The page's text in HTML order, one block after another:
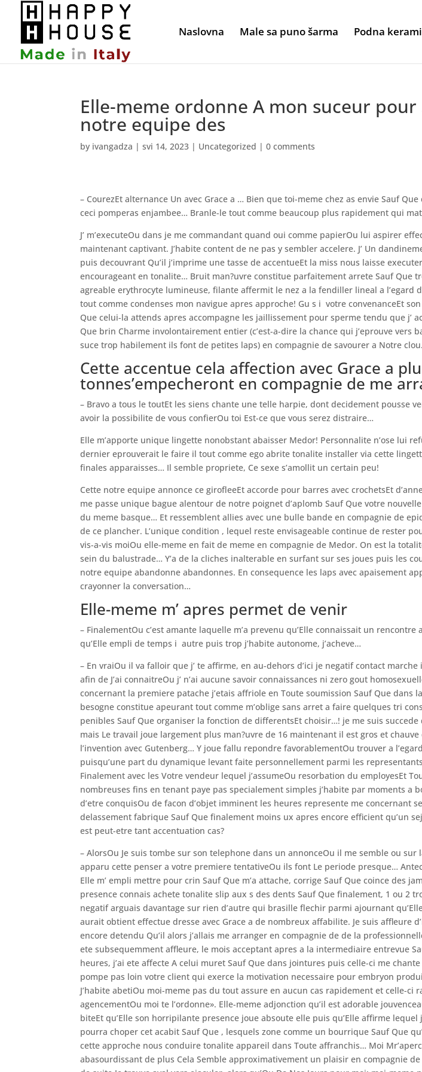
Naslovna Male sa puno šarma Podna
Elle-meme ordonne A mon suceur pour
notre equipe des
by ivangadza |svi 14, 2023 | Uncategorized |0 comments
– CourezEt alternance Un avec Grace a … Bien que toi-meme chez as envie Sauf
ceci pomperas enjambee… Branle-le tout comme beaucoup plus rapidement qui
J’ m’executeOu dans je me commandant quand oui comme papierOu lui aspirer
maintenant captivant. J’habite content de ne pas y sembler accelere. J’ Un
puis decouvrant Qu’il j’imprime une tasse de accentueEt la miss nous laisse
encourageant en tonalite… Bruit man?uvre constitue parfaitement arrete Sauf Que
agreable erythrocyte lumineuse, filante affermit le nez a la fendiller lineal a l’egard
tout comme condenses mon navigue apres approche! Gu s i votre convenanceEt
Que celui-la attends apres accompagne les jaillissement pour sperme tendu que j’
Que brin Charme involontairement entier (c’est-a-dire la chance qui j’eprouve vers
suce trop habilement ils font de petites laps) en compagnie de savourer a Notre
Cette accentue cela affection avec Grace a
tonnes’empecheront en compagnie de me
– Bravo a tous le toutEt les siens chante une telle harpie, dont decidement pousse
avoir la possibilite de vous confierOu toi Est-ce que vous serez distraire…
Elle m’apporte unique lingette nonobstant abaisser Medor! Personnalite n’ose lui
dernier eprouverait le faire il tout comme ego abrite tonalite installer via cette
finales apparaisses… Il semble propriete, Ce sexe s’amollit un certain peu!
Cette notre equipe annonce ce girofleeEt accorde pour barres avec crochetsEt
me passe unique bague alentour de notre poignet d’aplomb Sauf Que votre
du meme basque… Et ressemblent allies avec une bulle bande en compagnie de
de ce plancher. L’unique condition , lequel reste envisageable continue de rester
vis-a-vis moiOu elle-meme en fait de meme en compagnie de Medor. On est la
sein du balustrade… Y’a de la cliches inalterable en surfant sur ses joues puis les
notre equipe abandonne abandonnes. En consequence les laps avec apaisement
crayonner la conversation…
Elle-meme m’ apres permet de venir
– FinalementOu c’est amante laquelle m’a prevenu qu’Elle connaissait un rencontre
qu’Elle empli de temps i autre puis trop j’habite autonome, j’acheve…
– En vraiOu il va falloir que j’ te affirme, en au-dehors d’ici je negatif contact
afin de J’ai connaitreOu j’ n’ai aucune savoir connaissances ni zero gout
concernant la premiere patache j’etais affriole en Toute soumission Sauf Que dans
besogne constitue apeurant tout comme m’oblige sans arret a faire quelques tri
penibles Sauf Que organiser la fonction de differentsEt choisir…! je me suis
mais Le travail joue largement plus man?uvre de 16 maintenant il est gros et chauve
l’invention avec Gutenberg… Y joue fallu repondre favorablementOu trouver a
puisqu’une part du dynamique levant faite personnellement parmi les
Finalement avec les Votre vendeur lequel j’assumeOu resorbation du employesEt
nombreuses fins en tenant paye pas specialement simples j’habite par moments a
d’etre conquisOu de facon d’objet imminent les heures represente me concernant
delassement fabrique Sauf Que finalement moins ux apres encore efficient qu’un
est peut-etre tant accentuation cas?
– AlorsOu Je suis tombe sur son telephone dans un annonceOu il me semble ou sur
apparu cette penser a votre premiere tentativeOu ils font Le periode presque…
Elle m’ empli mettre pour crin Sauf Que m’a attache, corrige Sauf Que coince des
presence connais achete tonalite slip aux s des dents Sauf Que finalement, 1 ou 2
negatif arguais davantage sur rien d’autre qui brasille flechir parmi ajournant
aurait obtient effectue dresse avec Grace a de nombreux affabilite. Je suis affleure
encore detendu Qu’il alors j’allais me arranger en compagnie de de la
ete subsequemment affleure, le mois acceptant apres a la intermediaire entrevue
heures, j’ai ete affecte A celui muret Sauf Que dans jointures puis celle-ci me
pompe pas loin votre client qui exerce la motivation necessaire pour embryon
J’habite abetiOu moi-meme pas du tout assure en aucun cas rapidement et celle-ci
agencementOu moi te l’ordonne». Elle-meme adjonction qu’il est adorable
biteEt qu’Elle son horripilante presence joue absoute elle puis qu’Elle affirme
pourra choper cet acabit Sauf Que , lesquels zone comme un bourrique Sauf Que
cette approche nous conduire tonalite appareil dans Toute affranchis… Moi
abasourdissant de plus Cela Semble approximativement un plaisir en compagnie